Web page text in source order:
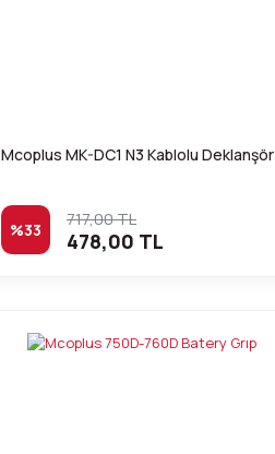
Mcoplus MK-DC1 N3 Kablolu Deklanşör
%33 717,00 TL
478,00 TL